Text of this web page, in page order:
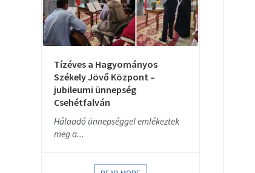
Tízéves a Hagyományos
Székely Jövő Központ –
jubileumi ünnepség
Csehétfalván
Hálaadó ünnepséggel emlékeztek
meg a...